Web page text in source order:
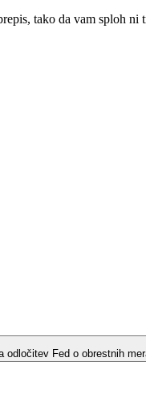
tako da vam sploh
odločitev Fed o obrestnih